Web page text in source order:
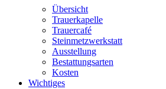
Übersicht
Trauerkapelle
Trauercafé
Steinmetzwerkstatt
Ausstellung
Bestattungsarten
Kosten
Wichtiges